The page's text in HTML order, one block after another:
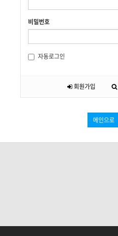
비밀번호
자동로그인
회원가입
메인으로